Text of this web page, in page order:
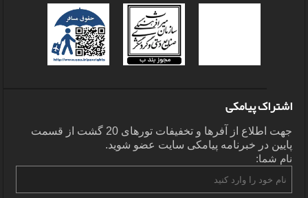
اشتراک پیامکی
جهت اطلاع از آفرها و تخفیفات تورهای 20 گشت از قسمت
پایین در خبرنامه پیامکی سایت عضو شوید.
نام شما: